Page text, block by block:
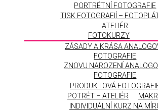
PORTRÉTNÍ FOTOGRAFIE
TISK FOTOGRAFIÍ –
ATELIÉR
FOTOKURZY
ZÁSADY A KRÁSA
FOTOGRAFIE
ZNOVU NAROZENÍ
FOTOGRAFIE
PRODUKTOVÁ
POTRÉT – ATELIÉR
INDIVIDUÁLNÍ KURZ NA